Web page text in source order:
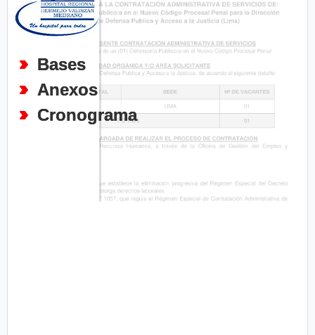
Bases
Anexos
Cronograma